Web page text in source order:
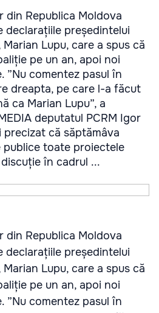
din Republica Moldova
declarațiile președintelui
Lupu, care a spus că
pe un an, apoi noi
”Nu comentez pasul în
dreapta, pe care l-a făcut
ca Marian Lupu”, a
deputatul PCRM Igor
precizat că săptămâva
toate proiectele
în cadrul ...
din Republica Moldova
declarațiile președintelui
Lupu, care a spus că
pe un an, apoi noi
”Nu comentez pasul în